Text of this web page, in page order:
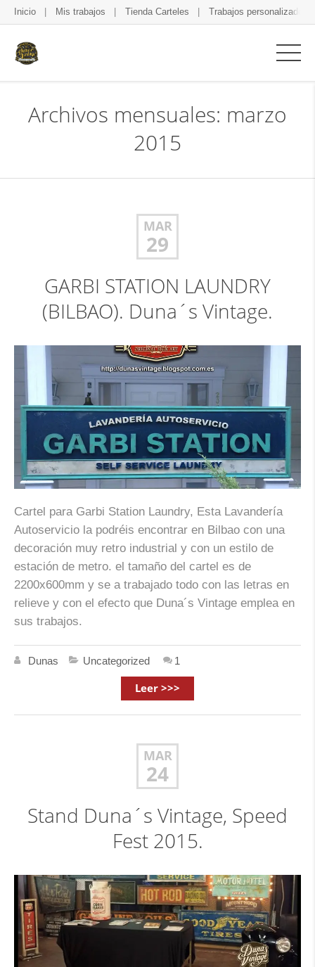
Inicio Mis trabajos Tienda Carteles Trabajos personalizados
Archivos mensuales: marzo
2015
MAR
29
GARBI STATION LAUNDRY
(BILBAO). Duna´s Vintage.
Cartel para Garbi Station Laundry, Esta Lavandería
Autoservicio la podréis encontrar en Bilbao con una
decoración muy retro industrial y con un estilo de
estación de metro. el tamaño del cartel es de
2200x600mm y se a trabajado todo con las letras en
relieve y con el efecto que Duna´s Vintage emplea en
sus trabajos.
Dunas Uncategorized 1
Leer >>>
MAR
24
Stand Duna´s Vintage, Speed
Fest 2015.